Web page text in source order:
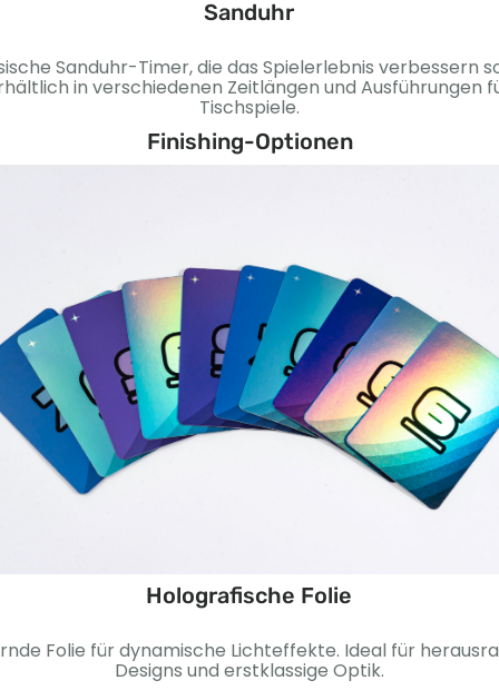
Sanduhr
Sanduhr-Timer, die das Spielerlebnis verbessern
in verschiedenen Zeitlängen und Ausführungen
Tischspiele.
Finishing-Optionen
Holografische Folie
Folie für dynamische Lichteffekte. Ideal für
Designs und erstklassige Optik.